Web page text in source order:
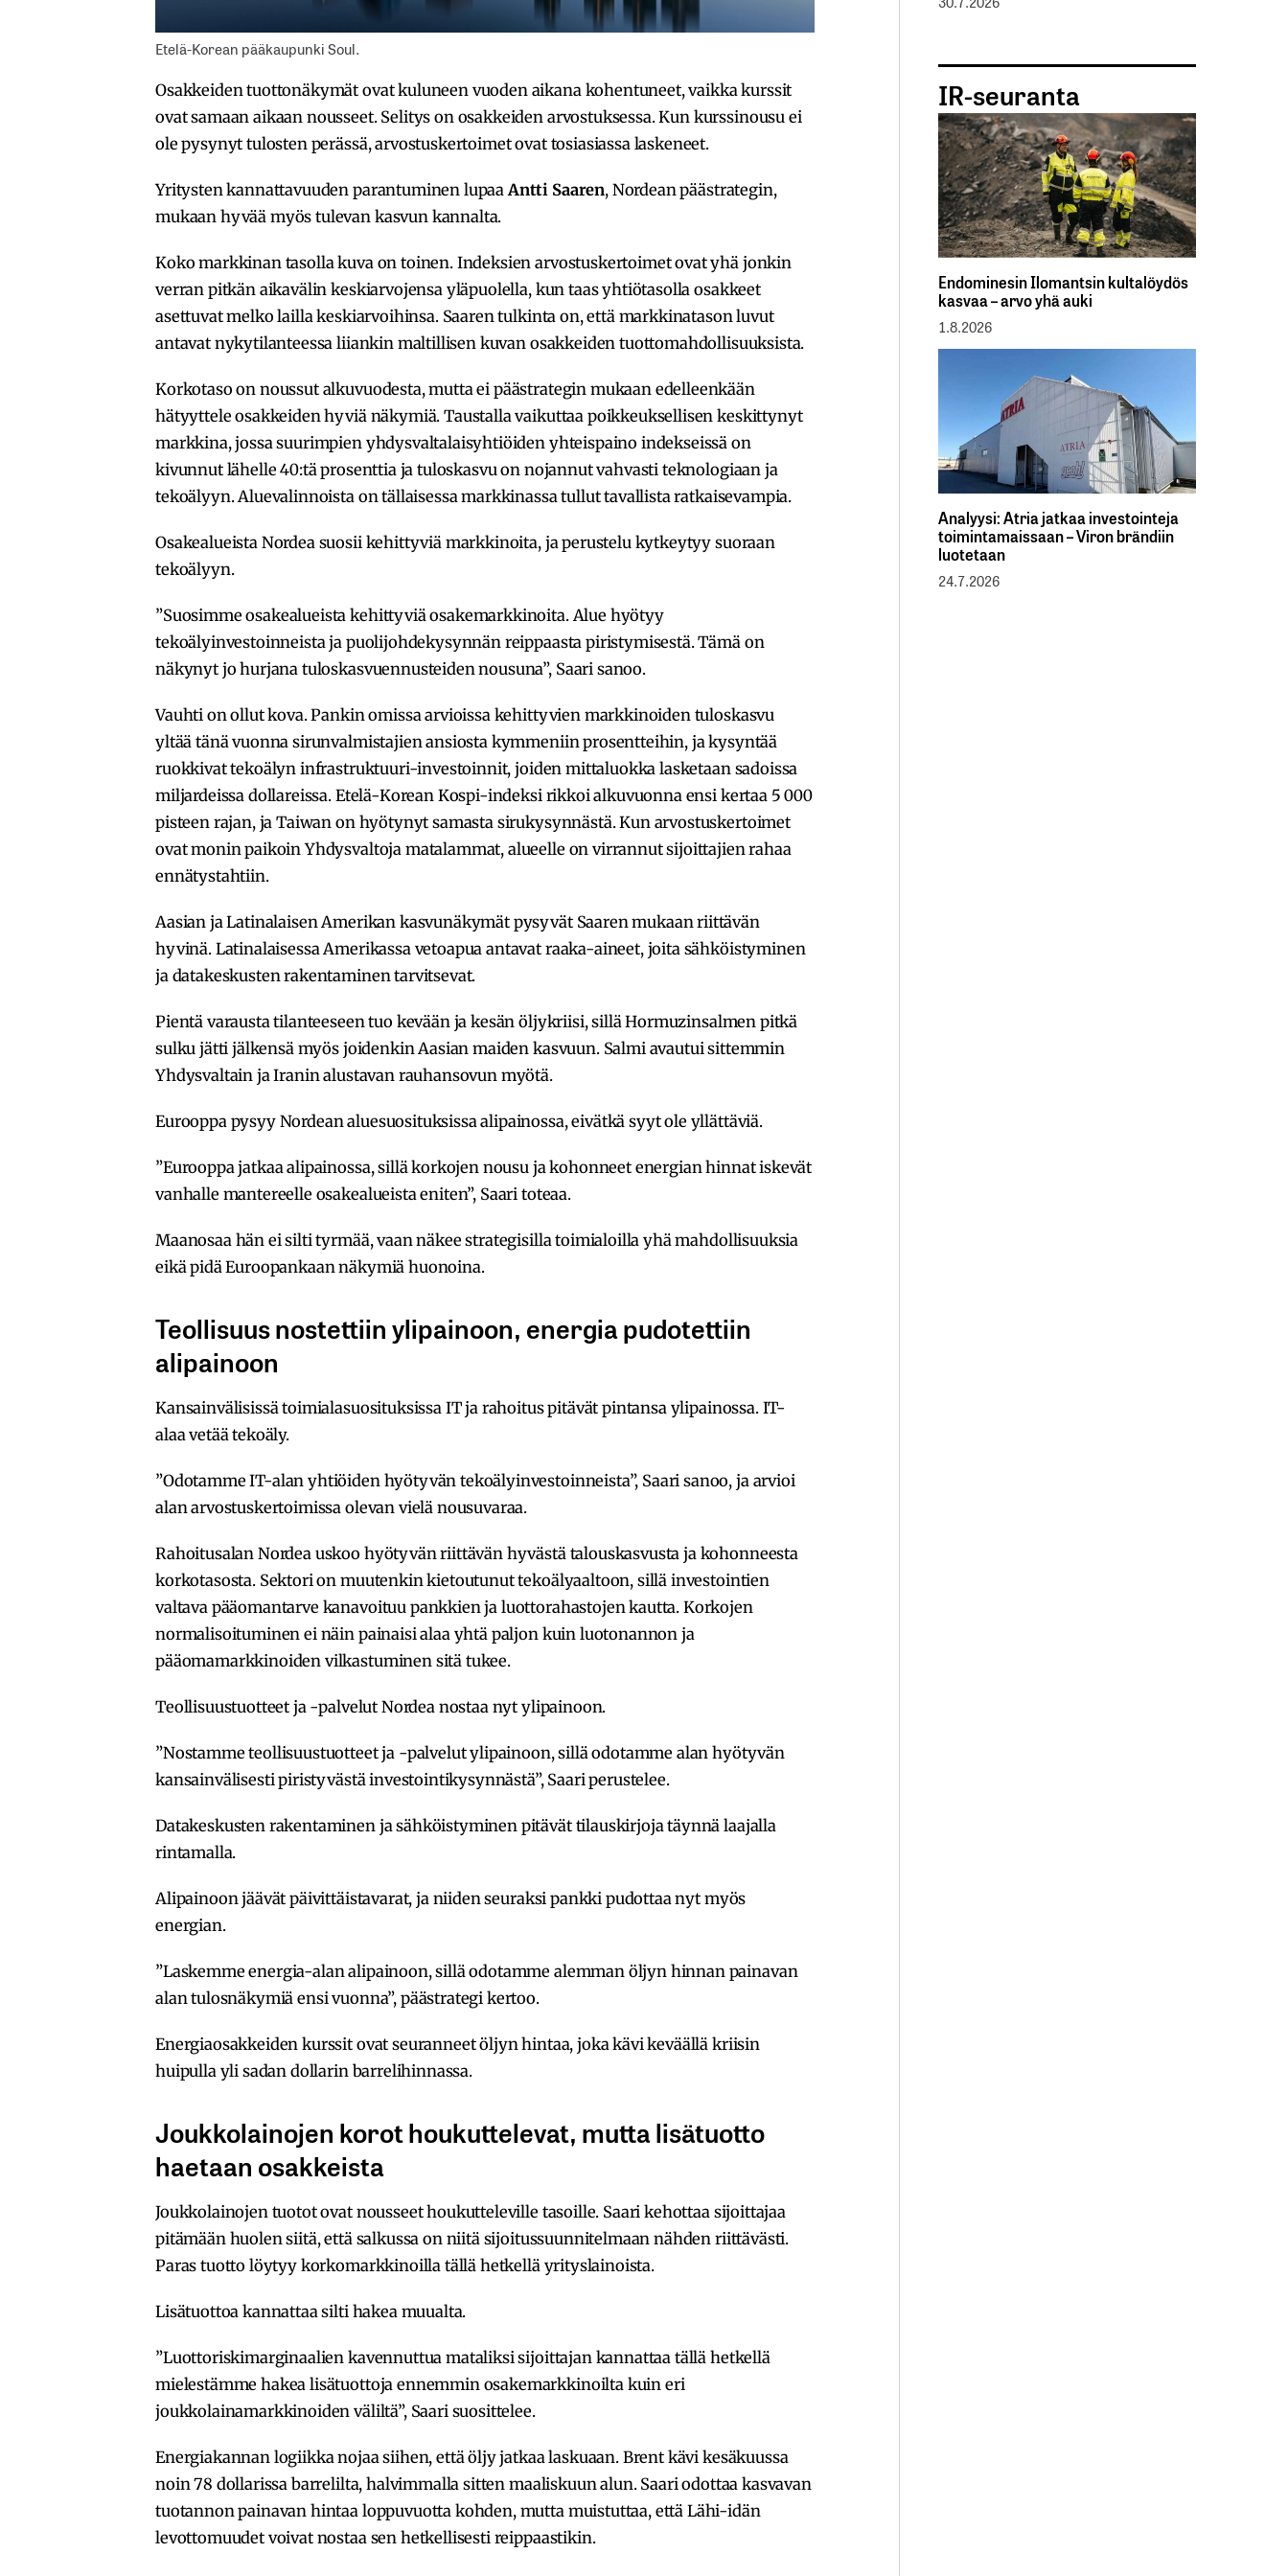
Etelä-Korean pääkaupunki Soul.
Osakkeiden tuottonäkymät ovat kuluneen vuoden aikana kohentuneet, vaikka kurssit
ovat samaan aikaan nousseet. Selitys on osakkeiden arvostuksessa. Kun kurssinousu ei
ole pysynyt tulosten perässä, arvostuskertoimet ovat tosiasiassa laskeneet.
Yritysten kannattavuuden parantuminen lupaaAntti Saaren, Nordean päästrategin,
mukaan hyvää myös tulevan kasvun kannalta.
Koko markkinan tasolla kuva on toinen. Indeksien arvostuskertoimet ovat yhä jonkin
verran pitkän aikavälin keskiarvojensa yläpuolella, kun taas yhtiötasolla osakkeet
asettuvat melko lailla keskiarvoihinsa. Saaren tulkinta on, että markkinatason luvut
antavat nykytilanteessa liiankin maltillisen kuvan osakkeiden tuottomahdollisuuksista.
Korkotaso on noussut alkuvuodesta, mutta ei päästrategin mukaan edelleenkään
hätyyttele osakkeiden hyviä näkymiä. Taustalla vaikuttaa poikkeuksellisen keskittynyt
markkina, jossa suurimpien yhdysvaltalaisyhtiöiden yhteispaino indekseissä on
kivunnut lähelle 40:tä prosenttia ja tuloskasvu on nojannut vahvasti teknologiaan ja
tekoälyyn. Aluevalinnoista on tällaisessa markkinassa tullut tavallista ratkaisevampia.
Osakealueista Nordea suosii kehittyviä markkinoita, ja perustelu kytkeytyy suoraan
tekoälyyn.
”Suosimme osakealueista kehittyviä osakemarkkinoita. Alue hyötyy
tekoälyinvestoinneista ja puolijohdekysynnän reippaasta piristymisestä. Tämä on
näkynyt jo hurjana tuloskasvuennusteiden nousuna”, Saari sanoo.
Vauhti on ollut kova. Pankin omissa arvioissa kehittyvien markkinoiden tuloskasvu
yltää tänä vuonna sirunvalmistajien ansiosta kymmeniin prosentteihin, ja kysyntää
ruokkivat tekoälyn infrastruktuuri-investoinnit, joiden mittaluokka lasketaan sadoissa
miljardeissa dollareissa. Etelä-Korean Kospi-indeksi rikkoi alkuvuonna ensi kertaa 5 000
pisteen rajan, ja Taiwan on hyötynyt samasta sirukysynnästä. Kun arvostuskertoimet
ovat monin paikoin Yhdysvaltoja matalammat, alueelle on virrannut sijoittajien rahaa
ennätystahtiin.
Aasian ja Latinalaisen Amerikan kasvunäkymät pysyvät Saaren mukaan riittävän
hyvinä. Latinalaisessa Amerikassa vetoapua antavat raaka-aineet, joita sähköistyminen
ja datakeskusten rakentaminen tarvitsevat.
Pientä varausta tilanteeseen tuo kevään ja kesän öljykriisi, sillä Hormuzinsalmen pitkä
sulku jätti jälkensä myös joidenkin Aasian maiden kasvuun. Salmi avautui sittemmin
Yhdysvaltain ja Iranin alustavan rauhansovun myötä.
Eurooppa pysyy Nordean aluesuosituksissa alipainossa, eivätkä syyt ole yllättäviä.
”Eurooppa jatkaa alipainossa, sillä korkojen nousu ja kohonneet energian hinnat iskevät
vanhalle mantereelle osakealueista eniten”, Saari toteaa.
Maanosaa hän ei silti tyrmää, vaan näkee strategisilla toimialoilla yhä mahdollisuuksia
eikä pidä Euroopankaan näkymiä huonoina.
Teollisuus nostettiin ylipainoon, energia pudotettiin
alipainoon
Kansainvälisissä toimialasuosituksissa IT ja rahoitus pitävät pintansa ylipainossa. IT-
alaa vetää tekoäly.
”Odotamme IT-alan yhtiöiden hyötyvän tekoälyinvestoinneista”, Saari sanoo, ja arvioi
alan arvostuskertoimissa olevan vielä nousuvaraa.
Rahoitusalan Nordea uskoo hyötyvän riittävän hyvästä talouskasvusta ja kohonneesta
korkotasosta. Sektori on muutenkin kietoutunut tekoälyaaltoon, sillä investointien
valtava pääomantarve kanavoituu pankkien ja luottorahastojen kautta. Korkojen
normalisoituminen ei näin painaisi alaa yhtä paljon kuin luotonannon ja
pääomamarkkinoiden vilkastuminen sitä tukee.
Teollisuustuotteet ja -palvelut Nordea nostaa nyt ylipainoon.
”Nostamme teollisuustuotteet ja -palvelut ylipainoon, sillä odotamme alan hyötyvän
kansainvälisesti piristyvästä investointikysynnästä”, Saari perustelee.
Datakeskusten rakentaminen ja sähköistyminen pitävät tilauskirjoja täynnä laajalla
rintamalla.
Alipainoon jäävät päivittäistavarat, ja niiden seuraksi pankki pudottaa nyt myös
energian.
”Laskemme energia-alan alipainoon, sillä odotamme alemman öljyn hinnan painavan
alan tulosnäkymiä ensi vuonna”, päästrategi kertoo.
Energiaosakkeiden kurssit ovat seuranneet öljyn hintaa, joka kävi keväällä kriisin
huipulla yli sadan dollarin barrelihinnassa.
Joukkolainojen korot houkuttelevat, mutta lisätuotto
haetaan osakkeista
Joukkolainojen tuotot ovat nousseet houkutteleville tasoille. Saari kehottaa sijoittajaa
pitämään huolen siitä, että salkussa on niitä sijoitussuunnitelmaan nähden riittävästi.
Paras tuotto löytyy korkomarkkinoilla tällä hetkellä yrityslainoista.
Lisätuottoa kannattaa silti hakea muualta.
”Luottoriskimarginaalien kavennuttua mataliksi sijoittajan kannattaa tällä hetkellä
mielestämme hakea lisätuottoja ennemmin osakemarkkinoilta kuin eri
joukkolainamarkkinoiden väliltä”, Saari suosittelee.
Energiakannan logiikka nojaa siihen, että öljy jatkaa laskuaan. Brent kävi kesäkuussa
noin 78 dollarissa barrelilta, halvimmalla sitten maaliskuun alun. Saari odottaa kasvavan
tuotannon painavan hintaa loppuvuotta kohden, mutta muistuttaa, että Lähi-idän
levottomuudet voivat nostaa sen hetkellisesti reippaastikin.
IR-seuranta
Endominesin Ilomantsin kultalöydös
kasvaa – arvo yhä auki
1.8.2026
Analyysi: Atria jatkaa investointeja
toimintamaissaan – Viron brändiin
luotetaan
24.7.2026